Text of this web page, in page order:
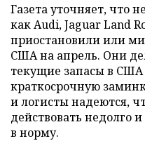
Газета уточняет, что
как Audi, Jaguar Land
приостановили или
США на апрель. Они
текущие запасы в США
краткосрочную
и логисты надеются,
действовать недолго
в норму.